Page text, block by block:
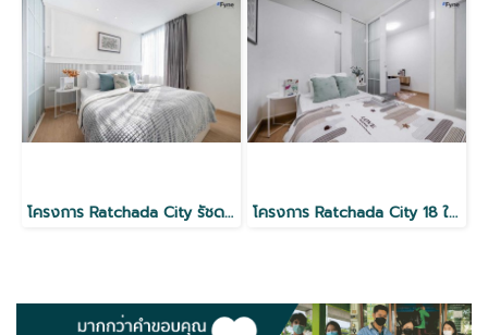
โครงการ Ratchada City รัชดา18 ใกล้ MRT ห้วยขวาง โครงการ Ratchada City 18 ใกล้ MRT ห้วยขวาง